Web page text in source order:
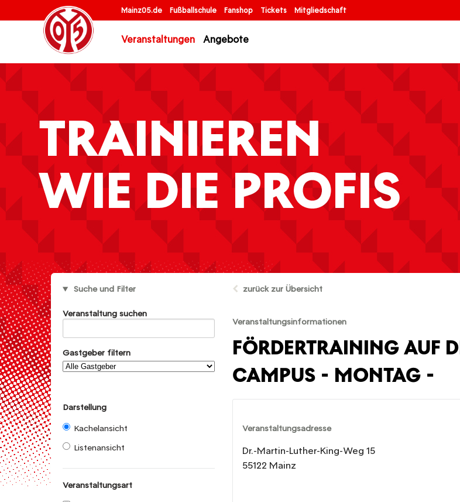
Mainz05.de Fußballschule Fanshop Tickets Mitgliedschaft
Veranstaltungen Angebote
Suche und Filter
Veranstaltung suchen
Gastgeber filtern
Darstellung
Kachelansicht
Listenansicht
Veranstaltungsart
zurück zur Übersicht
Veranstaltungsinformationen
FÖRDERTRAINING AUF
CAMPUS - MONTAG -
Veranstaltungsadresse
Dr.-Martin-Luther-King-Weg 15
55122 Mainz